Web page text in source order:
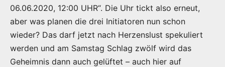
06.06.2020, 12:00 UHR“. Die Uhr tickt also erneut,
aber was planen die drei Initiatoren nun schon
wieder? Das darf jetzt nach Herzenslust spekuliert
werden und am Samstag Schlag zwölf wird das
Geheimnis dann auch gelüftet – auch hier auf